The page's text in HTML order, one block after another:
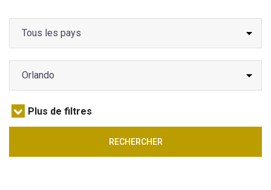
A VENDRE
A LOUER
Plus de filtres
RECHERCHER